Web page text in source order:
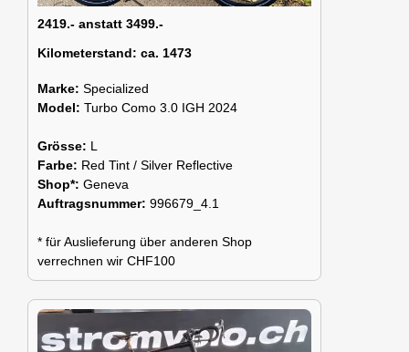
2419.- anstatt 3499.-
Kilometerstand: ca. 1473
Marke: Specialized
Model: Turbo Como 3.0 IGH 2024
Grösse: L
Farbe: Red Tint / Silver Reflective
Shop*: Geneva
Auftragsnummer: 996679_4.1
* für Auslieferung über anderen Shop
verrechnen wir CHF100